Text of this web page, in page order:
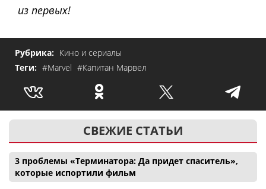
из первых!
Рубрика: Кино и сериалы
Теги: #Marvel #Капитан Марвел
СВЕЖИЕ СТАТЬИ
3 проблемы «Терминатора: Да придет спаситель»,
которые испортили фильм